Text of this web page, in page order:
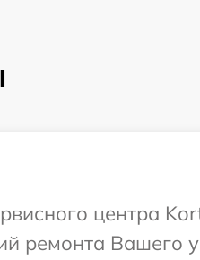
центра
ремонта Вашего